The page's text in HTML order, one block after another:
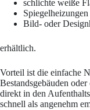
schlichte weiße
Spiegelheizungen
Bild- oder
erhältlich.
Vorteil ist die einfache
Bestandsgebäuden
direkt in den
schnell als angenehm